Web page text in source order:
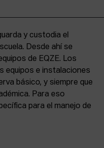
y custodia el
Desde ahí se
de EQZE. Los
equipos e instalaciones
básico, y siempre que
Para eso
para el manejo de
y compromiso